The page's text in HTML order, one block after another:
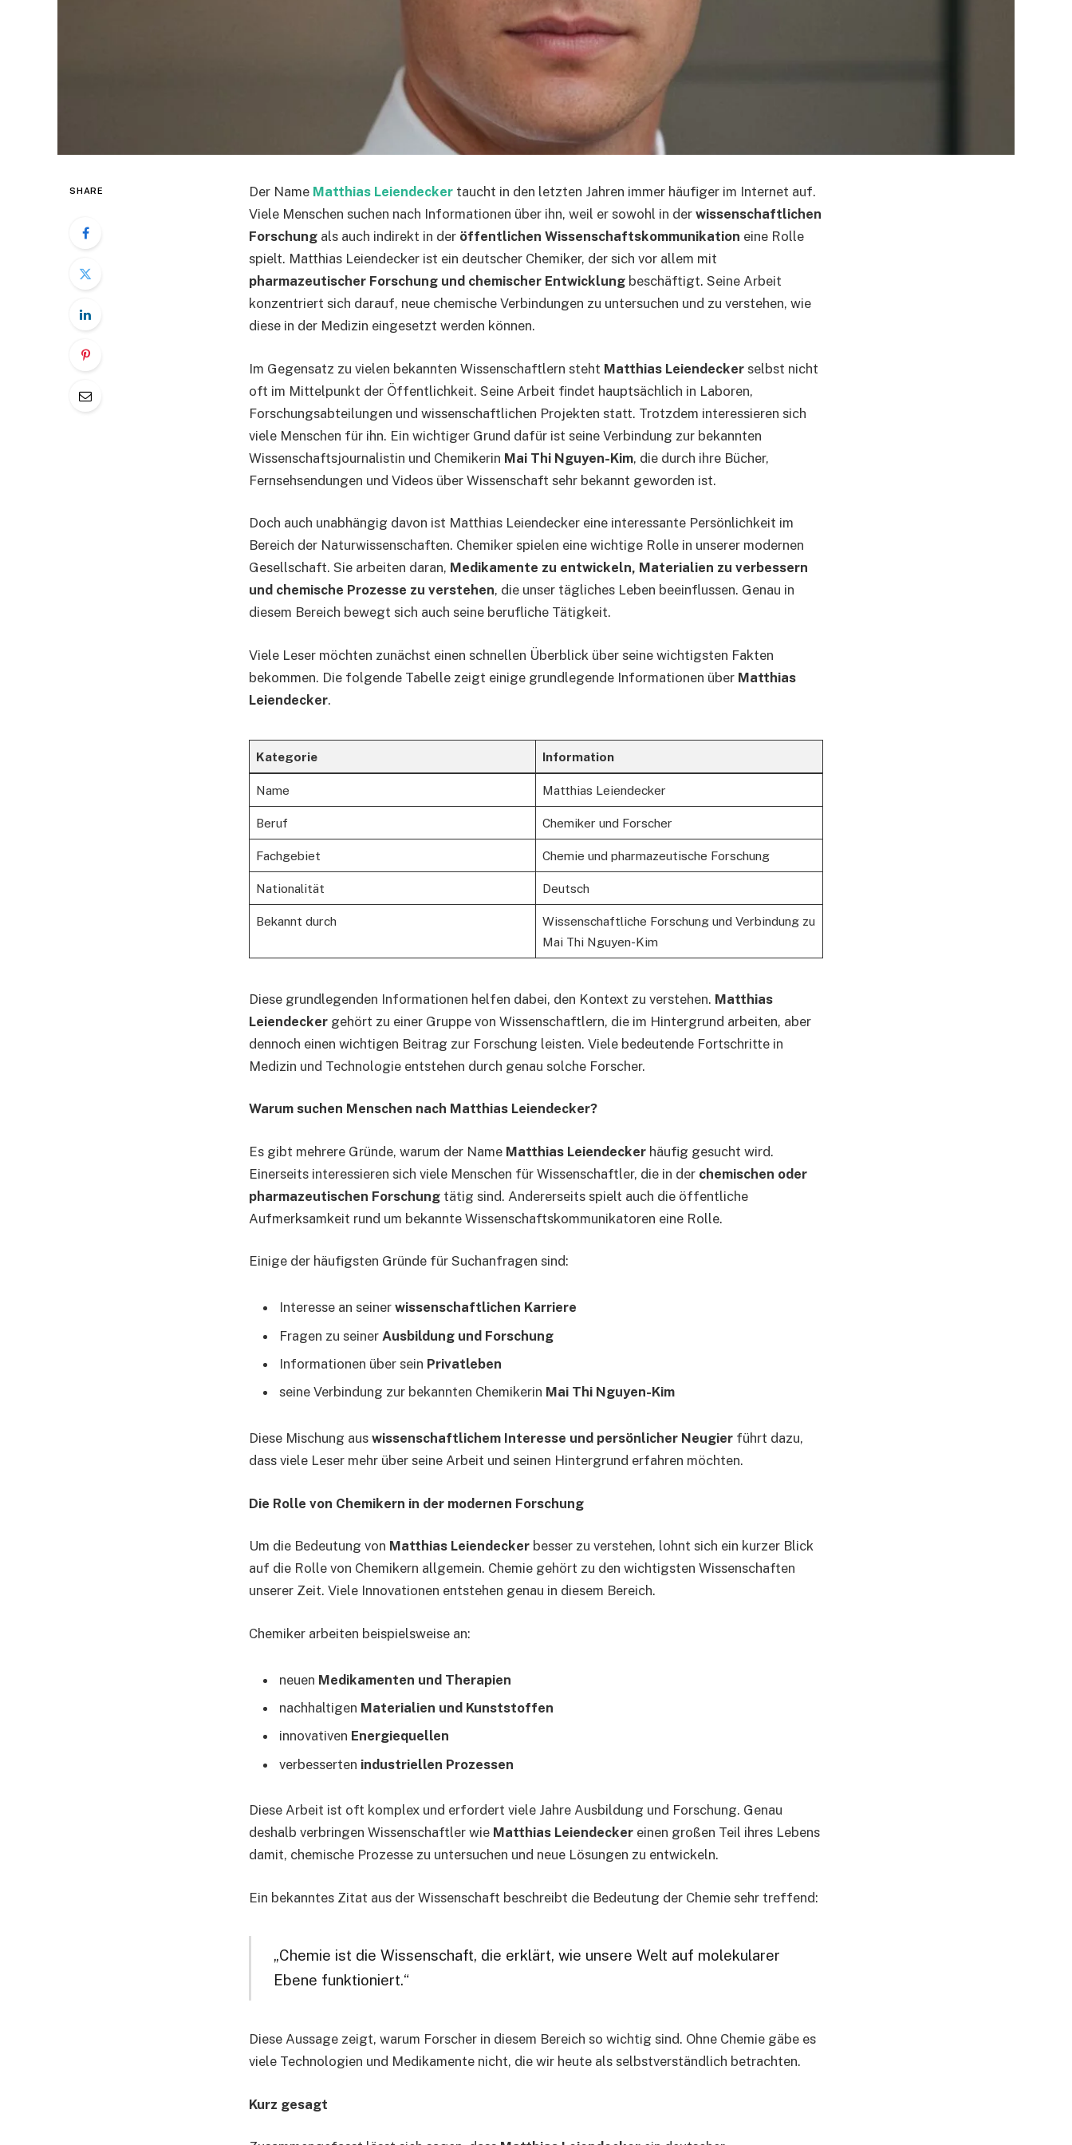
SHARE Der Name Matthias Leiendecker taucht in den letzten Jahren immer häufiger im Internet auf.
Viele Menschen suchen nach Informationen über ihn, weil er sowohl in der wissenschaftlichen
Forschung als auch indirekt in der öffentlichen Wissenschaftskommunikation eine Rolle
spielt. Matthias Leiendecker ist ein deutscher Chemiker, der sich vor allem mit
pharmazeutischer Forschung und chemischer Entwicklung beschäftigt. Seine Arbeit
konzentriert sich darauf, neue chemische Verbindungen zu untersuchen und zu verstehen, wie
diese in der Medizin eingesetzt werden können.
Im Gegensatz zu vielen bekannten Wissenschaftlern steht Matthias Leiendecker selbst nicht
oft im Mittelpunkt der Öffentlichkeit. Seine Arbeit findet hauptsächlich in Laboren,
Forschungsabteilungen und wissenschaftlichen Projekten statt. Trotzdem interessieren sich
viele Menschen für ihn. Ein wichtiger Grund dafür ist seine Verbindung zur bekannten
Wissenschaftsjournalistin und Chemikerin Mai Thi Nguyen-Kim, die durch ihre Bücher,
Fernsehsendungen und Videos über Wissenschaft sehr bekannt geworden ist.
Doch auch unabhängig davon ist Matthias Leiendecker eine interessante Persönlichkeit im
Bereich der Naturwissenschaften. Chemiker spielen eine wichtige Rolle in unserer modernen
Gesellschaft. Sie arbeiten daran, Medikamente zu entwickeln, Materialien zu verbessern
und chemische Prozesse zu verstehen, die unser tägliches Leben beeinflussen. Genau in
diesem Bereich bewegt sich auch seine berufliche Tätigkeit.
Viele Leser möchten zunächst einen schnellen Überblick über seine wichtigsten Fakten
bekommen. Die folgende Tabelle zeigt einige grundlegende Informationen über Matthias
Leiendecker.
Kategorie Information
Name Matthias Leiendecker
Beruf Chemiker und Forscher
Fachgebiet Chemie und pharmazeutische Forschung
Nationalität Deutsch
Bekannt durch
Wissenschaftliche Forschung und Verbindung zu
Mai Thi Nguyen-Kim
Diese grundlegenden Informationen helfen dabei, den Kontext zu verstehen. Matthias
Leiendecker gehört zu einer Gruppe von Wissenschaftlern, die im Hintergrund arbeiten, aber
dennoch einen wichtigen Beitrag zur Forschung leisten. Viele bedeutende Fortschritte in
Medizin und Technologie entstehen durch genau solche Forscher.
Warum suchen Menschen nach Matthias Leiendecker?
Es gibt mehrere Gründe, warum der Name Matthias Leiendecker häufig gesucht wird.
Einerseits interessieren sich viele Menschen für Wissenschaftler, die in der chemischen oder
pharmazeutischen Forschung tätig sind. Andererseits spielt auch die öffentliche
Aufmerksamkeit rund um bekannte Wissenschaftskommunikatoren eine Rolle.
Einige der häufigsten Gründe für Suchanfragen sind:
Interesse an seiner wissenschaftlichen Karriere
Fragen zu seiner Ausbildung und Forschung
Informationen über sein Privatleben
seine Verbindung zur bekannten Chemikerin Mai Thi Nguyen-Kim
Diese Mischung aus wissenschaftlichem Interesse und persönlicher Neugier führt dazu,
dass viele Leser mehr über seine Arbeit und seinen Hintergrund erfahren möchten.
Die Rolle von Chemikern in der modernen Forschung
Um die Bedeutung von Matthias Leiendecker besser zu verstehen, lohnt sich ein kurzer Blick
auf die Rolle von Chemikern allgemein. Chemie gehört zu den wichtigsten Wissenschaften
unserer Zeit. Viele Innovationen entstehen genau in diesem Bereich.
Chemiker arbeiten beispielsweise an:
neuen Medikamenten und Therapien
nachhaltigen Materialien und Kunststoffen
innovativen Energiequellen
verbesserten industriellen Prozessen
Diese Arbeit ist oft komplex und erfordert viele Jahre Ausbildung und Forschung. Genau
deshalb verbringen Wissenschaftler wie Matthias Leiendecker einen großen Teil ihres Lebens
damit, chemische Prozesse zu untersuchen und neue Lösungen zu entwickeln.
Ein bekanntes Zitat aus der Wissenschaft beschreibt die Bedeutung der Chemie sehr treffend:
„Chemie ist die Wissenschaft, die erklärt, wie unsere Welt auf molekularer
Ebene funktioniert.“
Diese Aussage zeigt, warum Forscher in diesem Bereich so wichtig sind. Ohne Chemie gäbe es
viele Technologien und Medikamente nicht, die wir heute als selbstverständlich betrachten.
Kurz gesagt